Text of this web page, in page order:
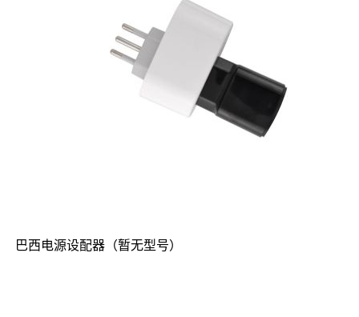
巴西电源设配器（暂无型号）